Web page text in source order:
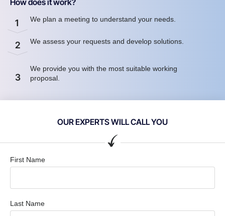
How does it work?
1 We plan a meeting to understand your needs.
2 We assess your requests and develop solutions.
3
We provide you with the most suitable working
proposal.
OUR EXPERTS WILL CALL YOU
First Name
Last Name